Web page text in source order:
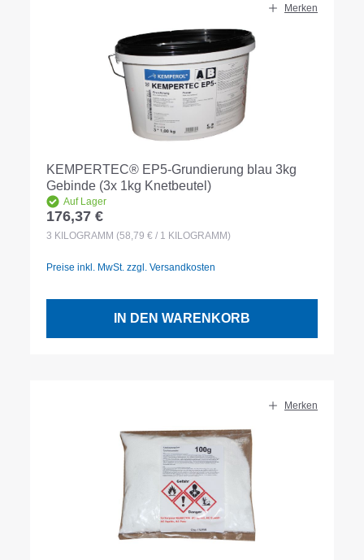
Merken
KEMPERTEC® EP5-Grundierung blau 3kg
Gebinde (3x 1kg Knetbeutel)
Auf Lager
Regulärer Preis:
176,37 €
3 KILOGRAMM (58,79 € / 1 KILOGRAMM)
Preise inkl. MwSt. zzgl. Versandkosten
IN DEN WARENKORB
Merken